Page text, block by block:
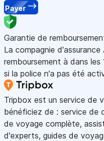
Payer
Garantie de
La compagnie
remboursement à dans
si la police n'a pas été
Tripbox est un service de
bénéficiez de : service de
de voyage complète,
d'experts, guides de